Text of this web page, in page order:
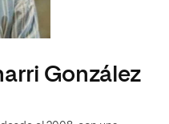
González